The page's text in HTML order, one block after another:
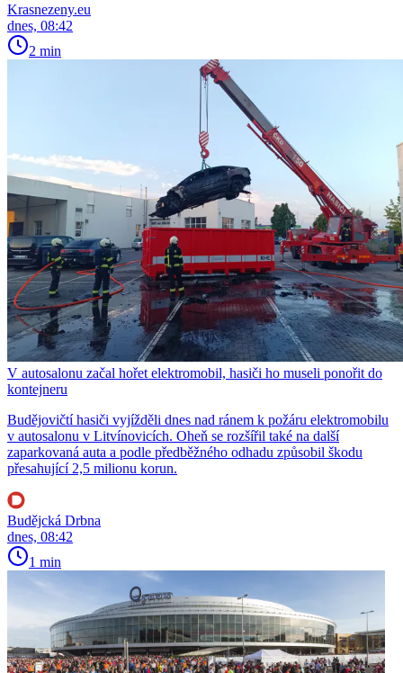
Krasnezeny.eu
dnes, 08:42
2 min
V autosalonu začal hořet elektromobil, hasiči ho museli ponořit do
kontejneru
Budějovičtí hasiči vyjížděli dnes nad ránem k požáru elektromobilu
v autosalonu v Litvínovicích. Oheň se rozšířil také na další
zaparkovaná auta a podle předběžného odhadu způsobil škodu
přesahující 2,5 milionu korun.
Budějcká Drbna
dnes, 08:42
1 min